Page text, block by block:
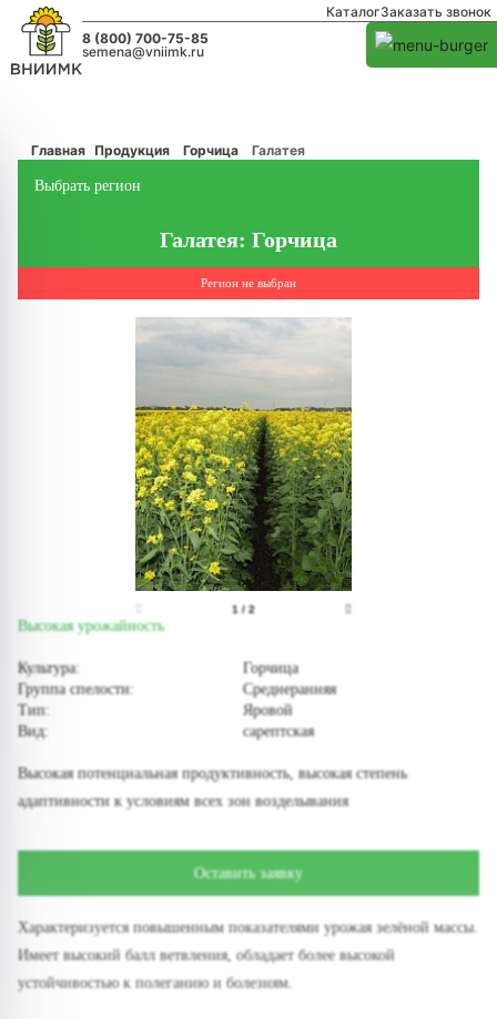
КаталогЗаказать звонок
8 (800) 700-75-85
semena@vniimk.ru
Главная Продукция Горчица Галатея
Выбрать регион
Галатея: Горчица
Регион не выбран
1/ 2
Высокая урожайность
Культура:
Горчица
Группа спелости:
Среднеранняя
Тип:
Яровой
Вид:
сарептская
Высокая потенциальная продуктивность, высокая степень
адаптивности к условиям всех зон возделывания
Оставить заявку
Характеризуется повышенным показателями урожая зелёной массы.
Имеет высокий балл ветвления, обладает более высокой
устойчивостью к полеганию и болезням.